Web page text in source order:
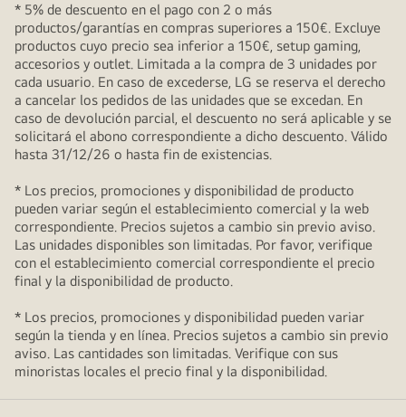
* 5% de descuento en el pago con 2 o más
productos/garantías en compras superiores a 150€. Excluye
productos cuyo precio sea inferior a 150€, setup gaming,
accesorios y outlet. Limitada a la compra de 3 unidades por
cada usuario. En caso de excederse, LG se reserva el derecho
a cancelar los pedidos de las unidades que se excedan. En
caso de devolución parcial, el descuento no será aplicable y se
solicitará el abono correspondiente a dicho descuento. Válido
hasta 31/12/26 o hasta fin de existencias.
* Los precios, promociones y disponibilidad de producto
pueden variar según el establecimiento comercial y la web
correspondiente. Precios sujetos a cambio sin previo aviso.
Las unidades disponibles son limitadas. Por favor, verifique
con el establecimiento comercial correspondiente el precio
final y la disponibilidad de producto.
* Los precios, promociones y disponibilidad pueden variar
según la tienda y en línea. Precios sujetos a cambio sin previo
aviso. Las cantidades son limitadas. Verifique con sus
minoristas locales el precio final y la disponibilidad.